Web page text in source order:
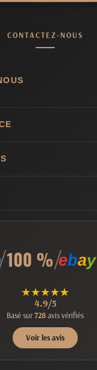
CONTACTEZ-NOUS
ebay
★★★★★
4.9/5
Basé sur728avis vérifiés
Voir les avis